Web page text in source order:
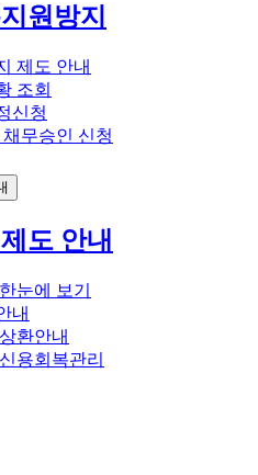
원방지
제도 안내
조회
신청
무승인 신청
도 안내
눈에 보기
내
환안내
용회복관리